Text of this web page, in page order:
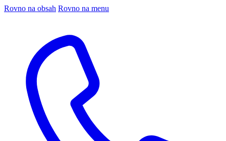
Rovno na obsah Rovno na menu